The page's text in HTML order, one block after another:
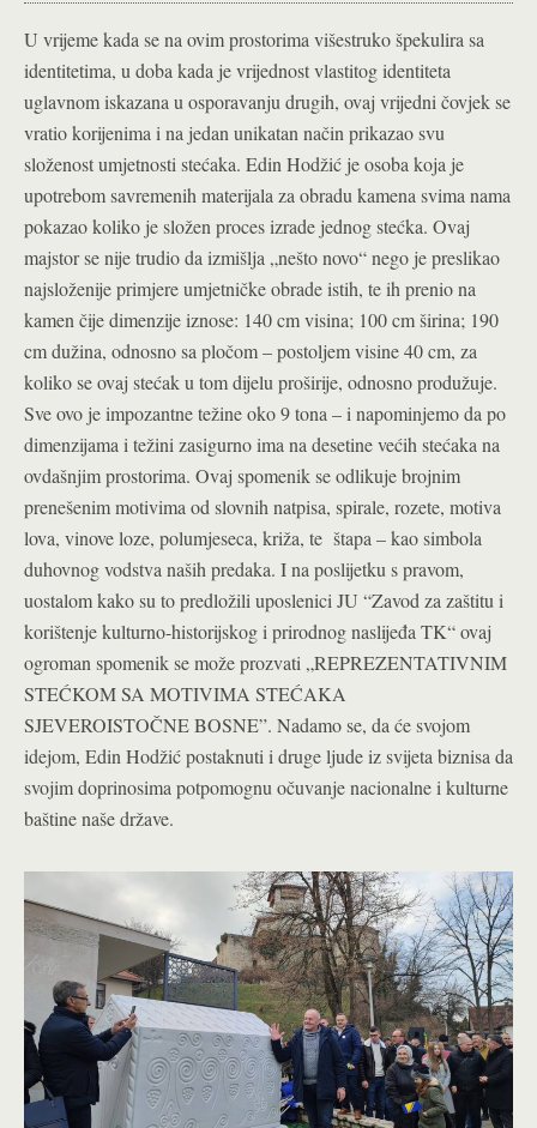
U vrijeme kada se na ovim prostorima višestruko špekulira sa
identitetima, u doba kada je vrijednost vlastitog identiteta
uglavnom iskazana u osporavanju drugih, ovaj vrijedni čovjek se
vratio korijenima i na jedan unikatan način prikazao svu
složenost umjetnosti stećaka. Edin Hodžić je osoba koja je
upotrebom savremenih materijala za obradu kamena svima nama
pokazao koliko je složen proces izrade jednog stećka. Ovaj
majstor se nije trudio da izmišlja „nešto novo“ nego je preslikao
najsloženije primjere umjetničke obrade istih, te ih prenio na
kamen čije dimenzije iznose: 140 cm visina; 100 cm širina; 190
cm dužina, odnosno sa pločom – postoljem visine 40 cm, za
koliko se ovaj stećak u tom dijelu proširije, odnosno produžuje.
Sve ovo je impozantne težine oko 9 tona – i napominjemo da po
dimenzijama i težini zasigurno ima na desetine većih stećaka na
ovdašnjim prostorima. Ovaj spomenik se odlikuje brojnim
prenešenim motivima od slovnih natpisa, spirale, rozete, motiva
lova, vinove loze, polumjeseca, križa, te štapa – kao simbola
duhovnog vodstva naših predaka. I na poslijetku s pravom,
uostalom kako su to predložili uposlenici JU “Zavod za zaštitu i
korištenje kulturno-historijskog i prirodnog naslijeđa TK“ ovaj
ogroman spomenik se može prozvati „REPREZENTATIVNIM
STEĆKOM SA MOTIVIMA STEĆAKA
SJEVEROISTOČNE BOSNE”. Nadamo se, da će svojom
idejom, Edin Hodžić postaknuti i druge ljude iz svijeta biznisa da
svojim doprinosima potpomognu očuvanje nacionalne i kulturne
baštine naše države.